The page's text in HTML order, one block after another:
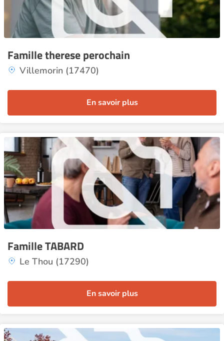
Famille therese perochain
Villemorin (17470)
En savoir plus
Famille TABARD
Le Thou (17290)
En savoir plus